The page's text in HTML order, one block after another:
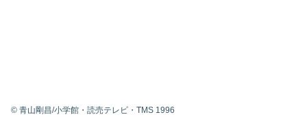
© 青山剛昌/小学館・読売テレビ・TMS 1996